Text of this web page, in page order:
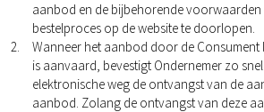
aanbod en de bijbehorende
bestelproces op de website te doorlopen.
Wanneer het aanbod door de Consument
is aanvaard, bevestigt Ondernemer zo
elektronische weg de ontvangst van de
aanbod. Zolang de ontvangst van deze